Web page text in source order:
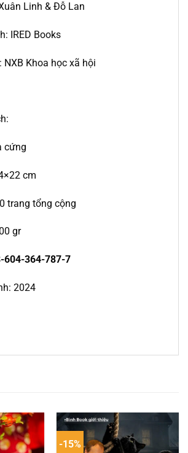
Linh & Đỗ Lan
IRED Books
NXB Khoa học xã hội
cứng
cm
trang tổng cộng
gr
604-364-787-7
2024
-15%